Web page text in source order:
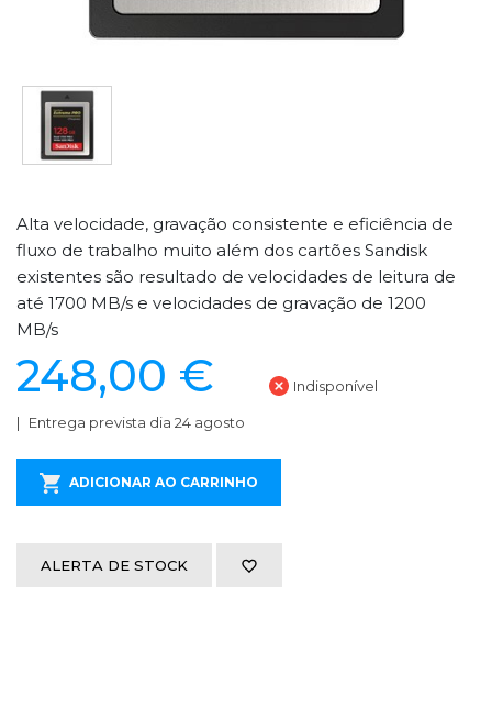
Alta velocidade, gravação consistente e eficiência de
fluxo de trabalho muito além dos cartões Sandisk
existentes são resultado de velocidades de leitura de
até 1700 MB/s e velocidades de gravação de 1200
MB/s
248,00 € Indisponível
Entrega prevista dia 24 agosto
ADICIONAR AO CARRINHO
ALERTA DE STOCK